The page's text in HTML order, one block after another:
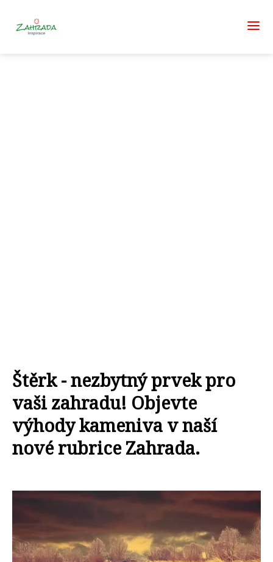
Štěrk - nezbytný prvek pro
vaši zahradu! Objevte
výhody kameniva v naší
nové rubrice Zahrada.